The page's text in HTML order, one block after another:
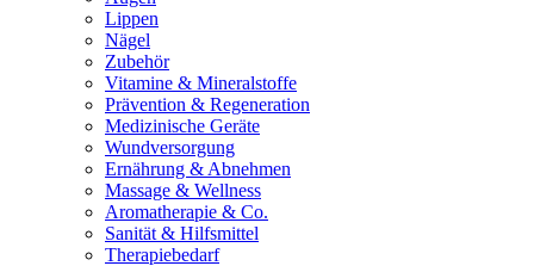
Lippen
Nägel
Zubehör
Vitamine & Mineralstoffe
Prävention & Regeneration
Medizinische Geräte
Wundversorgung
Ernährung & Abnehmen
Massage & Wellness
Aromatherapie & Co.
Sanität & Hilfsmittel
Therapiebedarf